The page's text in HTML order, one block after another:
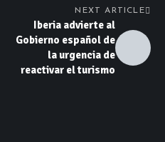
NEXT ARTICLE
Iberia advierte al
Gobierno español de
la urgencia de
reactivar el turismo